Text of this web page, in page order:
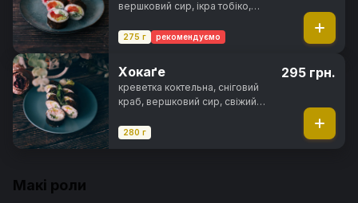
вершковий сир, ікра тобіко,
норі, рис
275 г рекомендуємо
Хокаґе
креветка коктельна, сніговий
краб, вершковий сир, свіжий
чилі соус, норі, рис
280 г
295 грн.
Макі роли